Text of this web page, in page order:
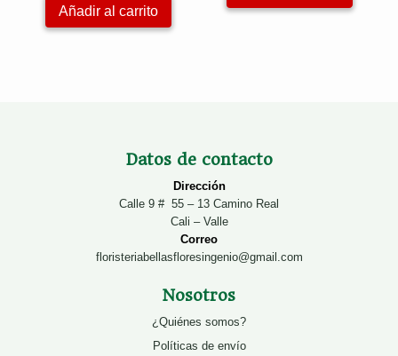
Añadir al carrito
Datos de contacto
Dirección
Calle 9 # 55 – 13 Camino Real
Cali – Valle
Correo
floristeriabellasfloresingenio@gmail.com
Nosotros
¿Quiénes somos?
Políticas de envío